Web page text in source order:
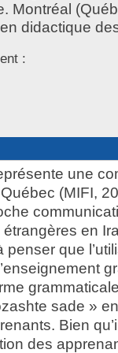
Montréal
didactique
:
une
(MIFI,
étrangères en
que
sade »
Bien
des